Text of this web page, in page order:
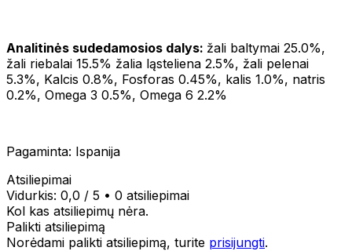
Analitinės sudedamosios dalys: žali baltymai 25.0%,
žali riebalai 15.5% žalia ląsteliena 2.5%, žali pelenai
5.3%, Kalcis 0.8%, Fosforas 0.45%, kalis 1.0%, natris
0.2%, Omega 3 0.5%, Omega 6 2.2%
Pagaminta: Ispanija
Atsiliepimai
Vidurkis: 0,0 / 5 • 0 atsiliepimai
Kol kas atsiliepimų nėra.
Palikti atsiliepimą
Norėdami palikti atsiliepimą, turite prisijungti.